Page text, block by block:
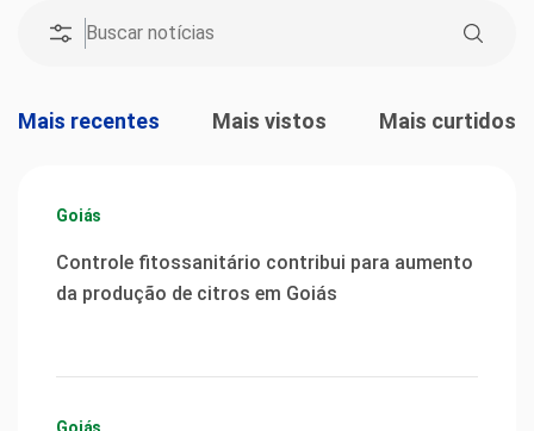
Mais recentes Mais vistos Mais curtidos
Goiás
Controle fitossanitário contribui para aumento
da produção de citros em Goiás
Goiás